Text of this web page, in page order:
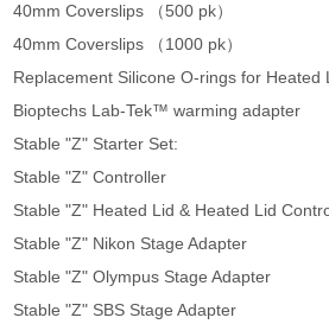
40mm Coverslips （500 pk）
40mm Coverslips （1000 pk）
Replacement Silicone O-rings for Heated
Bioptechs Lab-Tek™ warming adapter
Stable "Z" Starter Set:
Stable "Z" Controller
Stable "Z" Heated Lid & Heated Lid
Stable "Z" Nikon Stage Adapter
Stable "Z" Olympus Stage Adapter
Stable "Z" SBS Stage Adapter